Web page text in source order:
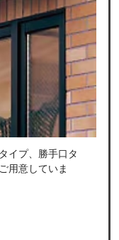
イプ、勝手口タ
用意していま